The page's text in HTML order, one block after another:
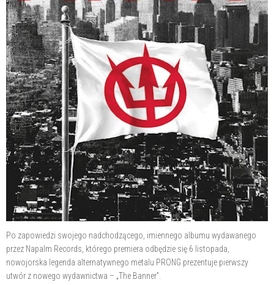
Po zapowiedzi swojego nadchodzącego, imiennego albumu wydawanego
przez Napalm Records, którego premiera odbędzie się 6 listopada,
nowojorska legenda alternatywnego metalu PRONG prezentuje pierwszy
utwór z nowego wydawnictwa – „The Banner”.